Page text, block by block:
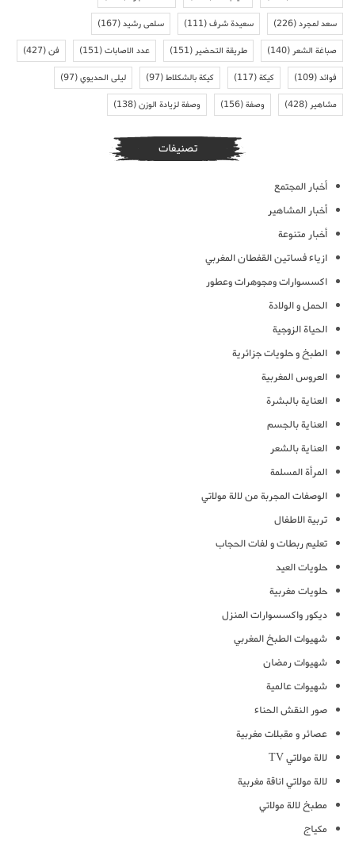
سعد لمجرد(226) سعيدة شرف(111) سلمى رشيد(167)
صباغة الشعر(140) طريقة التحضير(151) عدد الاصابات(151) فن(427)
فوائد(109) كيكة(117) كيكة بالشكلاط(97) ليلى الحديوي(97)
مشاهير(428) وصفة(156) وصفة لزيادة الوزن(138)
تصنيفات
أخبار المجتمع
أخبار المشاهير
أخبار متنوعة
ازياء فساتين القفطان المغربي
اكسسوارات ومجوهرات وعطور
الحمل و الولادة
الحياة الزوجية
الطبخ و حلويات جزائرية
العروس المغربية
العناية بالبشرة
العناية بالجسم
العناية بالشعر
المرأة المسلمة
الوصفات المجربة من لالة مولاتي
تربية الاطفال
تعليم ربطات و لفات الحجاب
حلويات العيد
حلويات مغربية
ديكور واكسسوارات المنزل
شهيوات الطبخ المغربي
شهيوات رمضان
شهيوات عالمية
صور النقش الحناء
عصائر و مقبلات مغربية
لالة مولاتي TV
لالة مولاتي اناقة مغربية
مطبخ لالة مولاتي
مكياج